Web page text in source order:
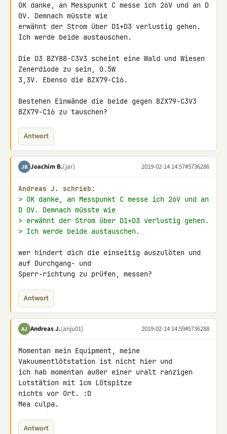
OK danke, an Messpunkt C messe ich 26V und an D
0V. Demnach müsste wie
erwähnt der Strom über D1+D3 verlustig gehen.
Ich werde beide austauschen.
Die D3 BZY88-C3V3 scheint eine Wald und Wiesen
Zenerdiode zu sein, 0.5W
3,3V. Ebenso die BZX79-C16.
Bestehen Einwände die beide gegen BZX79-C3V3
BZX79-C16 zu tauschen?
Antwort
JB Joachim B.(jar) 2019-02-14 14:57#5736286
Andreas J. schrieb:
> OK danke, an Messpunkt C messe ich 26V und an
D 0V. Demnach müsste wie
> erwähnt der Strom über D1+D3 verlustig gehen.
> Ich werde beide austauschen.
wer hindert dich die einseitig auszulöten und
auf Durchgang- und
Sperr-richtung zu prüfen, messen?
Antwort
AJ Andreas J.(anju01) 2019-02-14 14:59#5736288
Momentan mein Equipment, meine
Vakuumentlötstation ist nicht hier und
ich hab momentan außer einer uralt ranzigen
Lotstätion mit 1cm Lötspitze
nichts vor Ort. :D
Mea culpa.
Antwort